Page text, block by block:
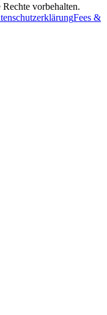
vorbehalten.
Fees &